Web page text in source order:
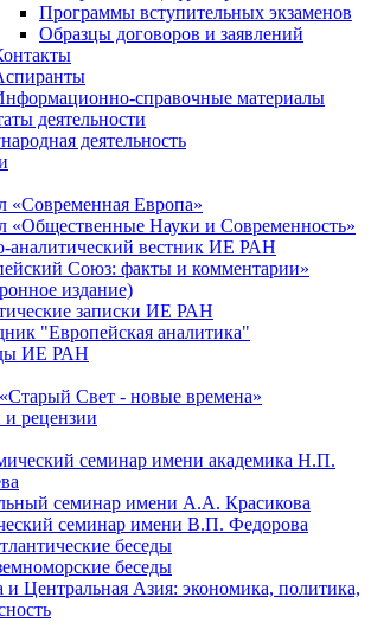
Программы вступительных экзаменов
Образцы договоров и заявлений
справочные материалы
деятельности
деятельность
«Современная Европа»
«Общественные Науки и Современность»
аналитический вестник ИЕ РАН
Союз: факты и комментарии»
издание)
записки ИЕ РАН
"Европейская аналитика"
ИЕ РАН
Свет - новые времена»
и рецензии
семинар имени академика Н.П.
семинар имени А.А. Красикова
семинар имени В.П. Федорова
беседы
беседы
и Центральная Азия: экономика, политика,